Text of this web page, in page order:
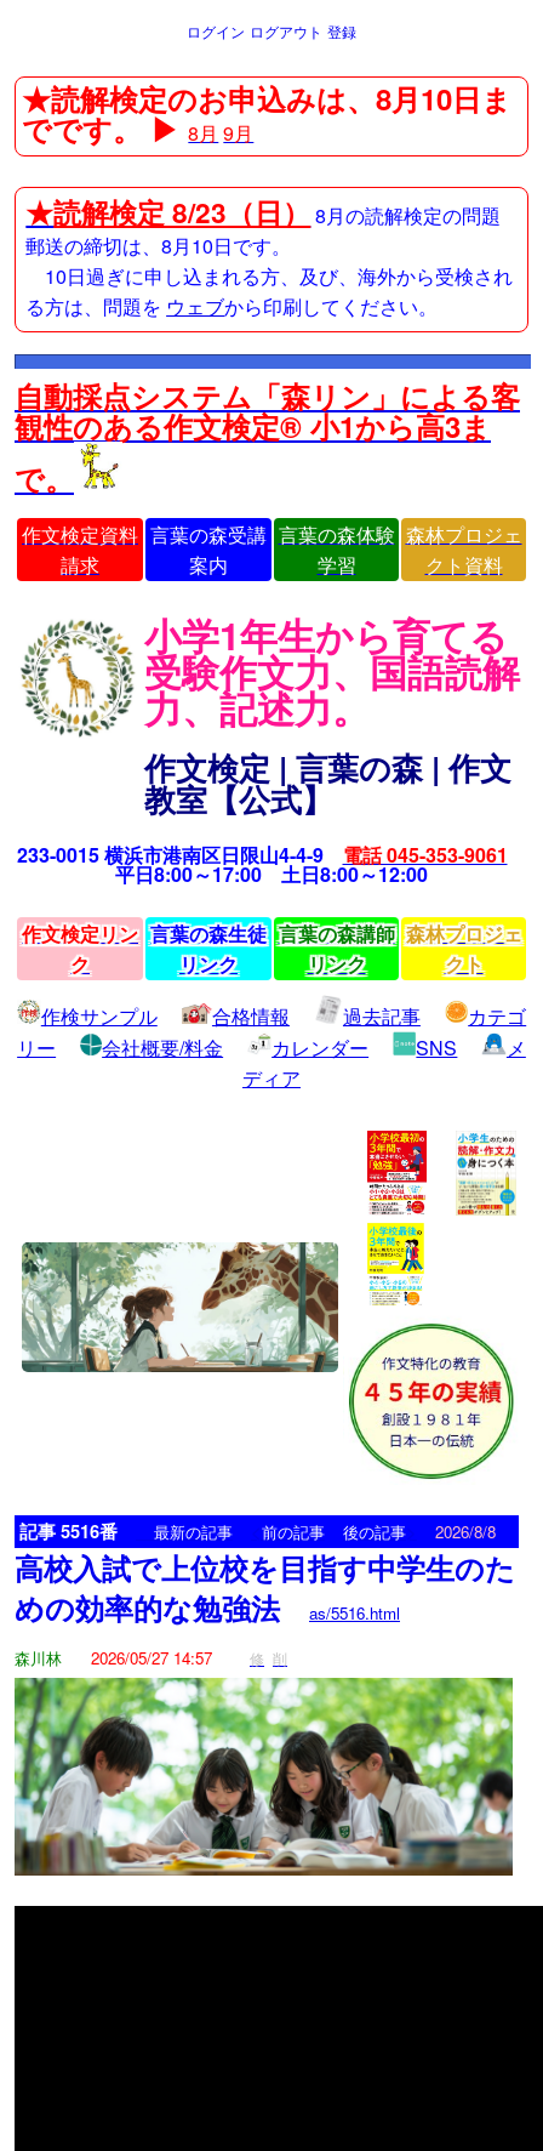
ログイン ログアウト 登録
★読解検定のお申込みは、8月10日ま
でです。 ▶8月 9月
★読解検定 8/23（日）
8月の読解検定の問題
郵送の締切は、8月10日です。
10日過ぎに申し込まれる方、及び、海外から受検され
る方は、問題を ウェブから印刷してください。
自動採点システム「森リン」による客
観性のある作文検定® 小1から高3ま
で。
作文検定資料
請求
言葉の森受講
案内
言葉の森体験
学習
森林プロジェ
クト資料
小学1年生から育てる
受験作文力、国語読解
力、記述力。
作文検定 | 言葉の森 | 作文
教室【公式】
233-0015 横浜市港南区日限山4-4-9 電話 045-353-9061
平日8:00～17:00 土日8:00～12:00
作文検定リン
ク
言葉の森生徒
リンク
言葉の森講師
リンク
森林プロジェ
クト
作検サンプル
合格情報 過去記事
カテゴ
リー
会社概要/料金 カレンダー SNS
メ
ディア
記事 5516番 最新の記事 前の記事 後の記事 2026/8/8
高校入試で上位校を目指す中学生のた
めの効率的な勉強法
as/5516.html
森川林
2026/05/27 14:57 修 削